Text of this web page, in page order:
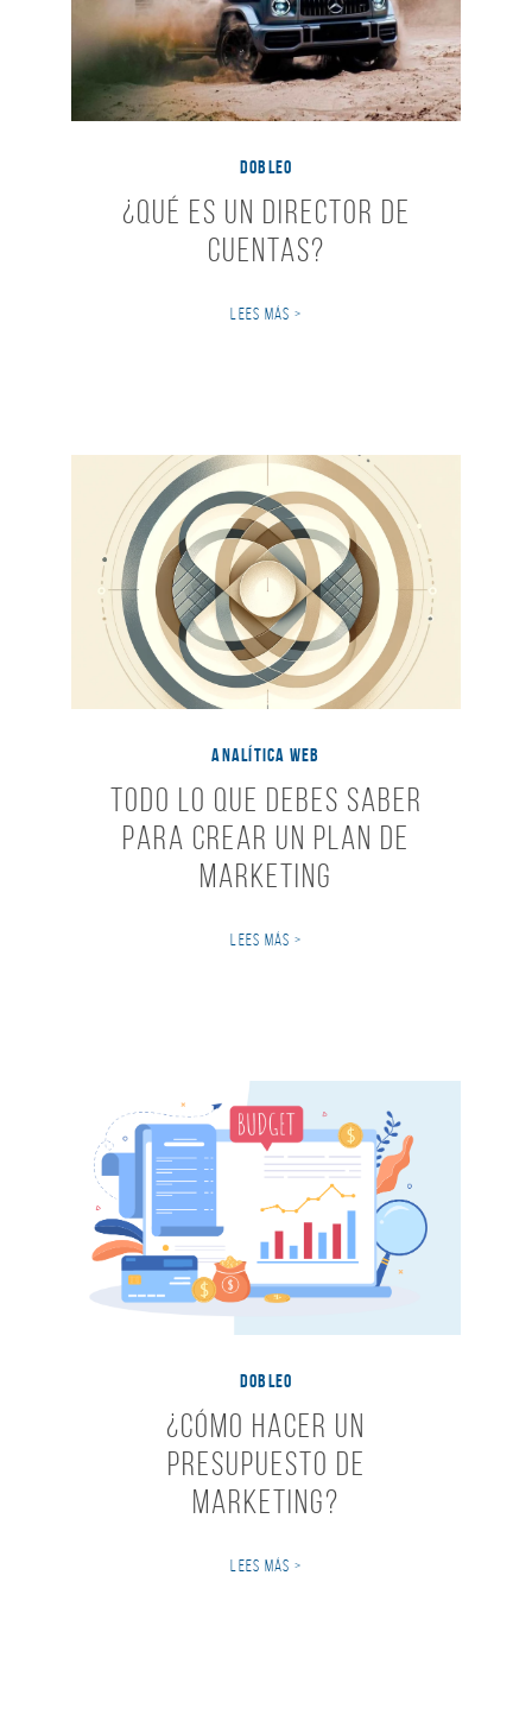
DOBLEO
¿Qué es un Director de
Cuentas?
LEES MÁS >
ANALÍTICA WEB
Todo lo que debes saber
para crear un Plan de
Marketing
LEES MÁS >
DOBLEO
¿Cómo hacer un
Presupuesto de
Marketing?
LEES MÁS >